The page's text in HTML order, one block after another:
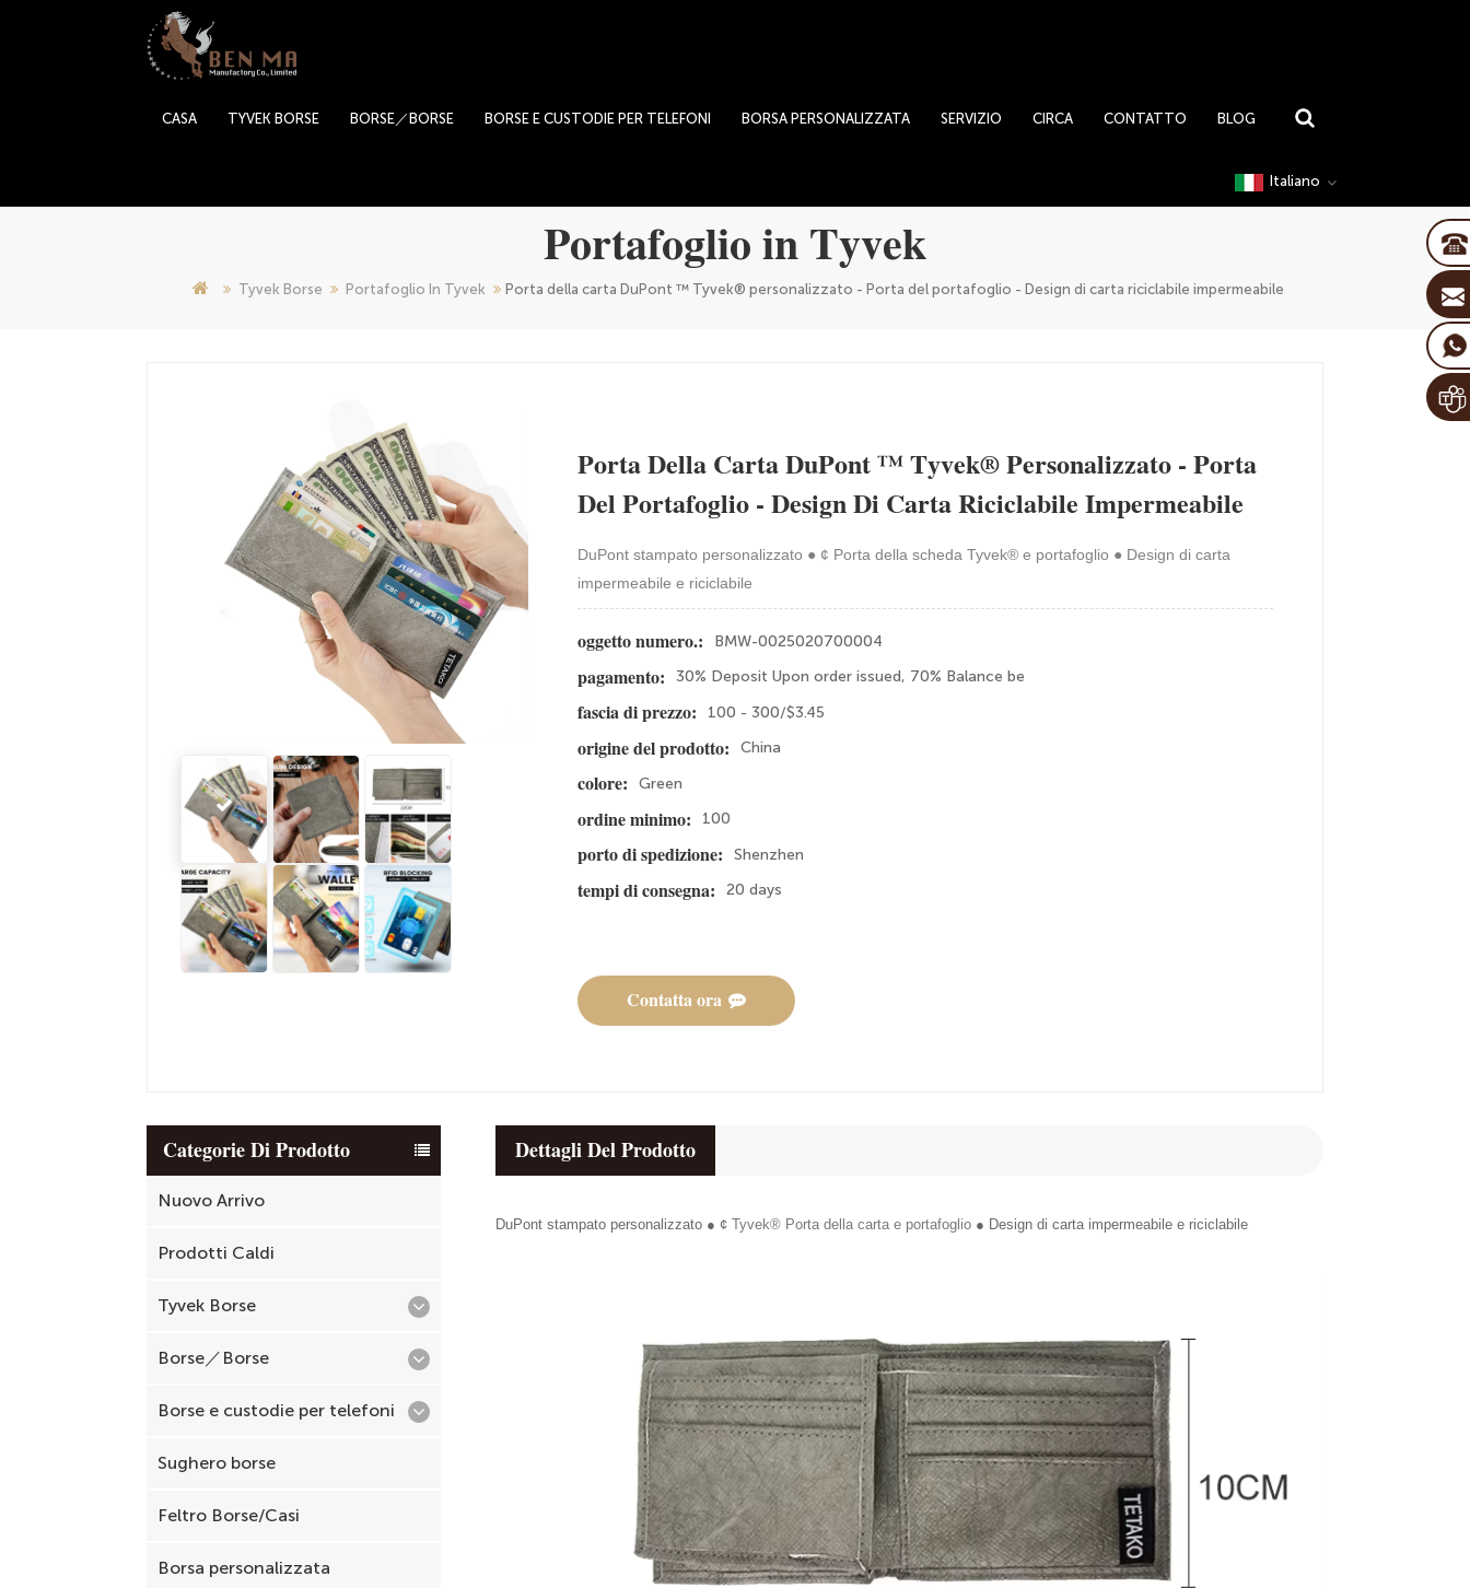
CASA TYVEK BORSE BORSE／BORSE BORSE E CUSTODIE PER TELEFONI BORSA PERSONALIZZATA SERVIZIO CIRCA CONTATTO BLOG
Italiano
Portafoglio in Tyvek
Tyvek Borse Portafoglio In Tyvek Porta della carta DuPont ™ Tyvek® personalizzato - Porta del portafoglio - Design di carta riciclabile impermeabile
Porta Della Carta DuPont ™ Tyvek® Personalizzato - Porta
Del Portafoglio - Design Di Carta Riciclabile Impermeabile
DuPont stampato personalizzato ● ¢ Porta della scheda Tyvek® e portafoglio ● Design di carta
impermeabile e riciclabile
oggetto numero.:
BMW-0025020700004
pagamento:
30% Deposit Upon order issued, 70% Balance be
fascia di prezzo:
100 - 300/$3.45
origine del prodotto:
China
colore:
Green
ordine minimo:
100
porto di spedizione:
Shenzhen
tempi di consegna:
20 days
Contatta ora
Categorie Di Prodotto
Nuovo Arrivo
Prodotti Caldi
Tyvek Borse
Borse／Borse
Borse e custodie per telefoni
Sughero borse
Feltro Borse/Casi
Borsa personalizzata
Dettagli Del Prodotto
DuPont stampato personalizzato ● ¢Tyvek® Porta della carta e portafoglio ● Design di carta impermeabile e riciclabile